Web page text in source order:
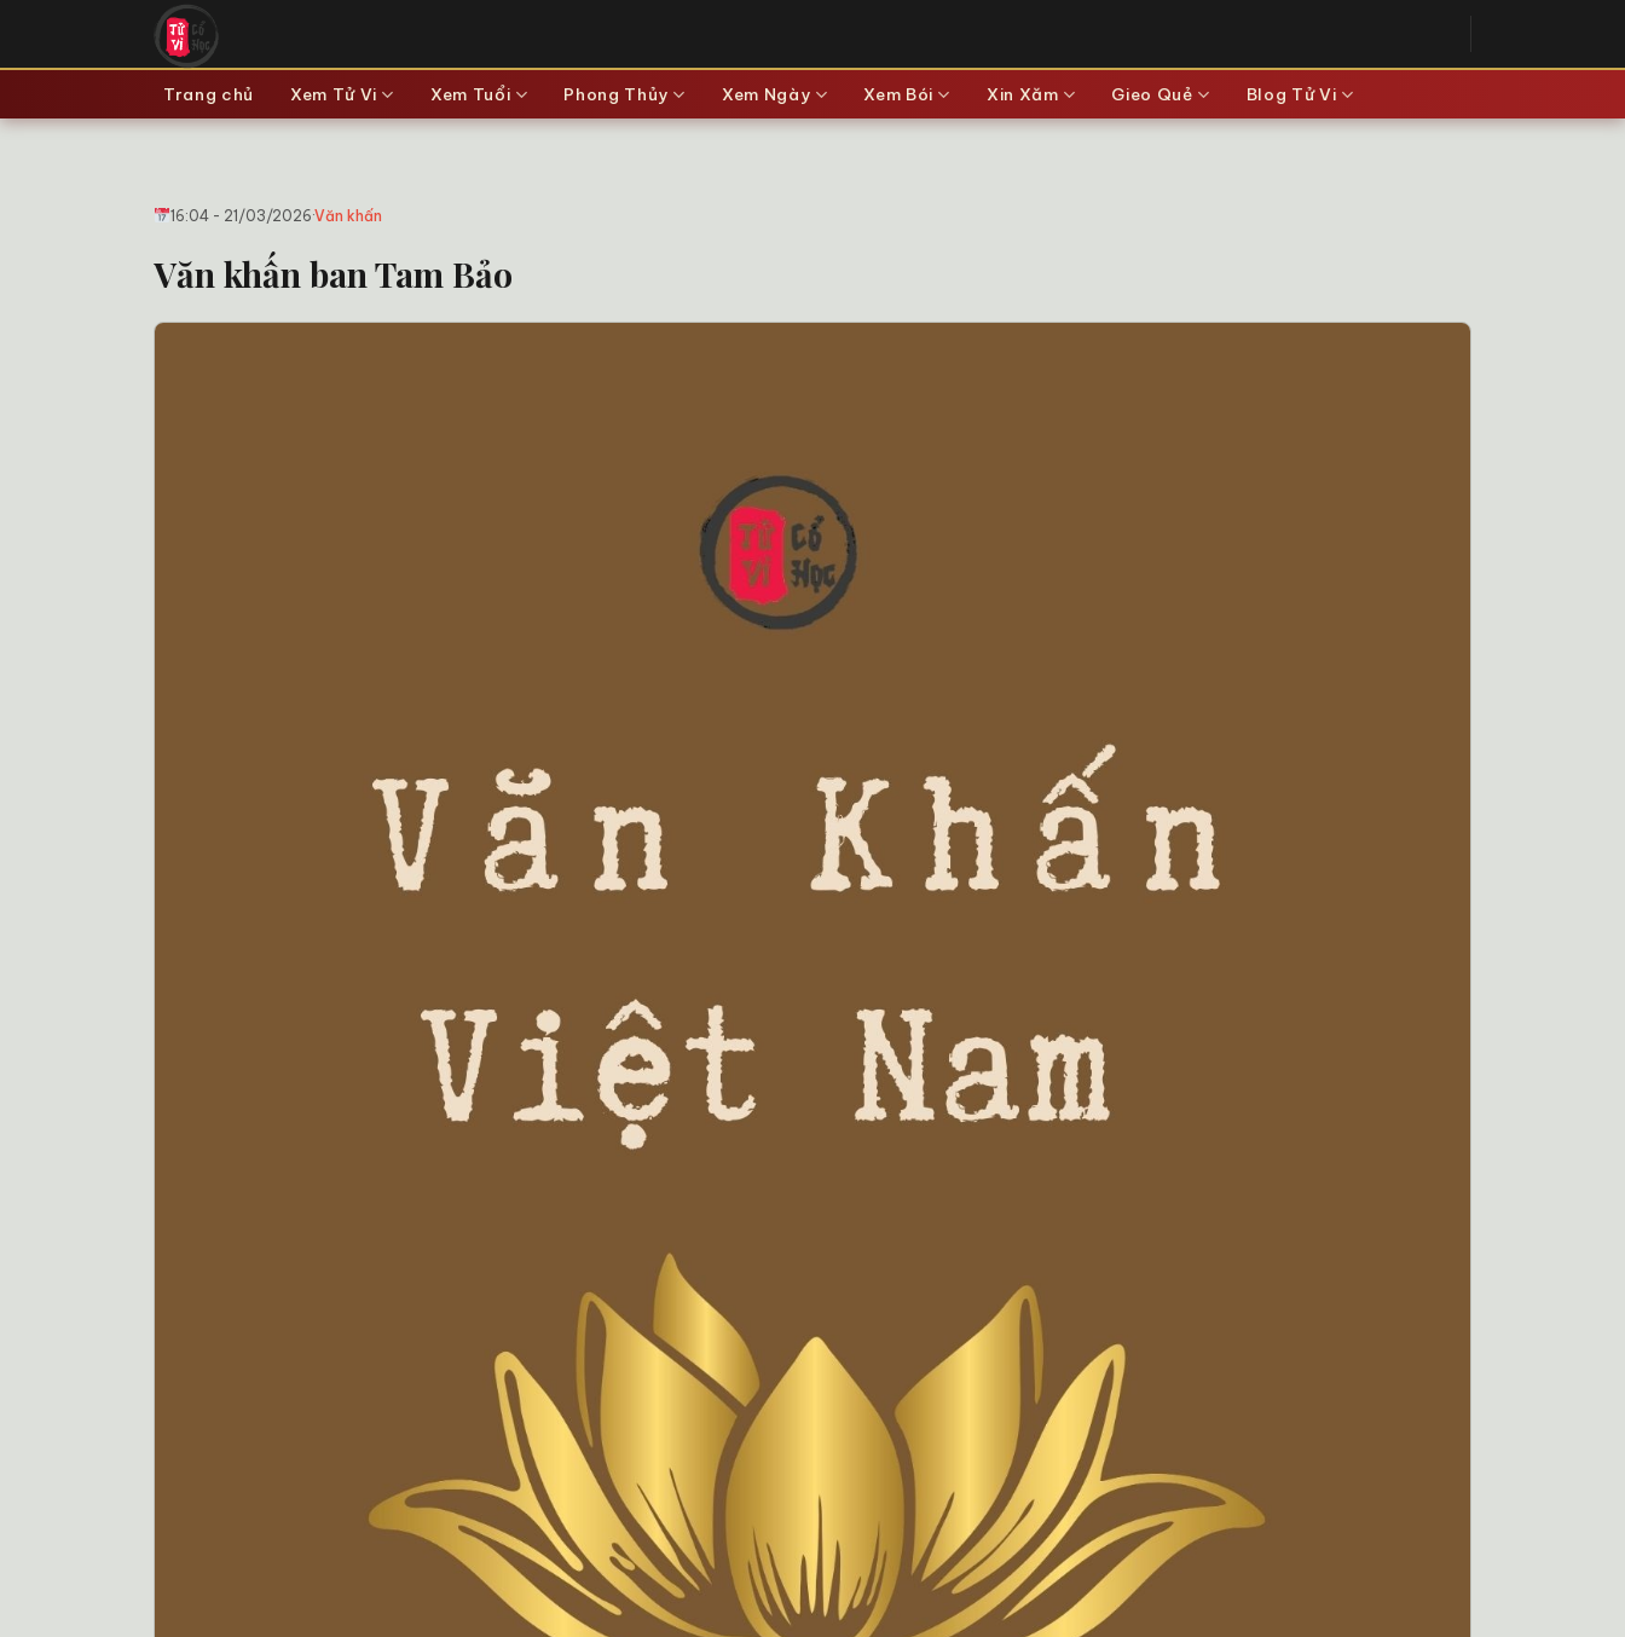
nội
Trang chủ Xem Tử Vi Xem Tuổi Phong Thủy Xem Ngày Xem Bói Xin Xăm Gieo Quẻ Blog Tử Vi
16:04 - 21/03/2026·Văn khấn
Văn khấn ban Tam Bảo